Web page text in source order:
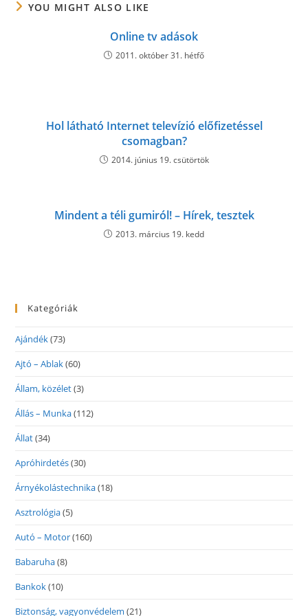
YOU MIGHT ALSO LIKE
Online tv adások
2011. október 31. hétfő
Hol látható Internet televízió előfizetéssel
csomagban?
2014. június 19. csütörtök
Mindent a téli gumiról! – Hírek, tesztek
2013. március 19. kedd
Kategóriák
Ajándék(73)
Ajtó – Ablak(60)
Állam, közélet(3)
Állás – Munka(112)
Állat(34)
Apróhirdetés(30)
Árnyékolástechnika(18)
Asztrológia(5)
Autó – Motor(160)
Babaruha(8)
Bankok(10)
Biztonság, vagyonvédelem (21)